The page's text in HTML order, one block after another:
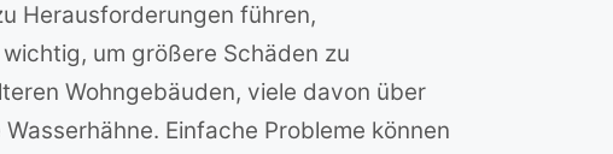
Herausforderungen führen,
um größere Schäden zu
Wohngebäuden, viele davon über
Einfache Probleme können